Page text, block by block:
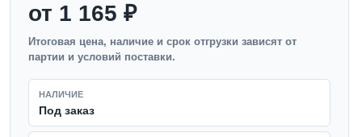
от 1 165 ₽
Итоговая цена, наличие и срок отгрузки зависят от
партии и условий поставки.
НАЛИЧИЕ
Под заказ